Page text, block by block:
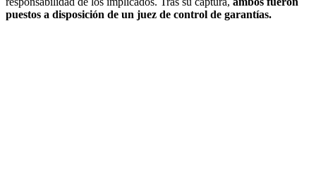
puestos a disposición de un juez de control de garantías.